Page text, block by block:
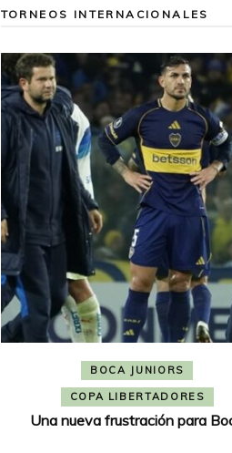
TORNEOS INTERNACIONALES
BOCA JUNIORS
COPA LIBERTADORES
Una nueva frustración para